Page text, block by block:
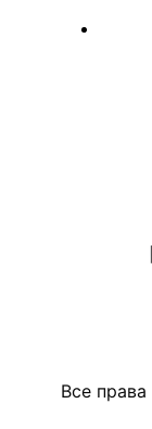
Все